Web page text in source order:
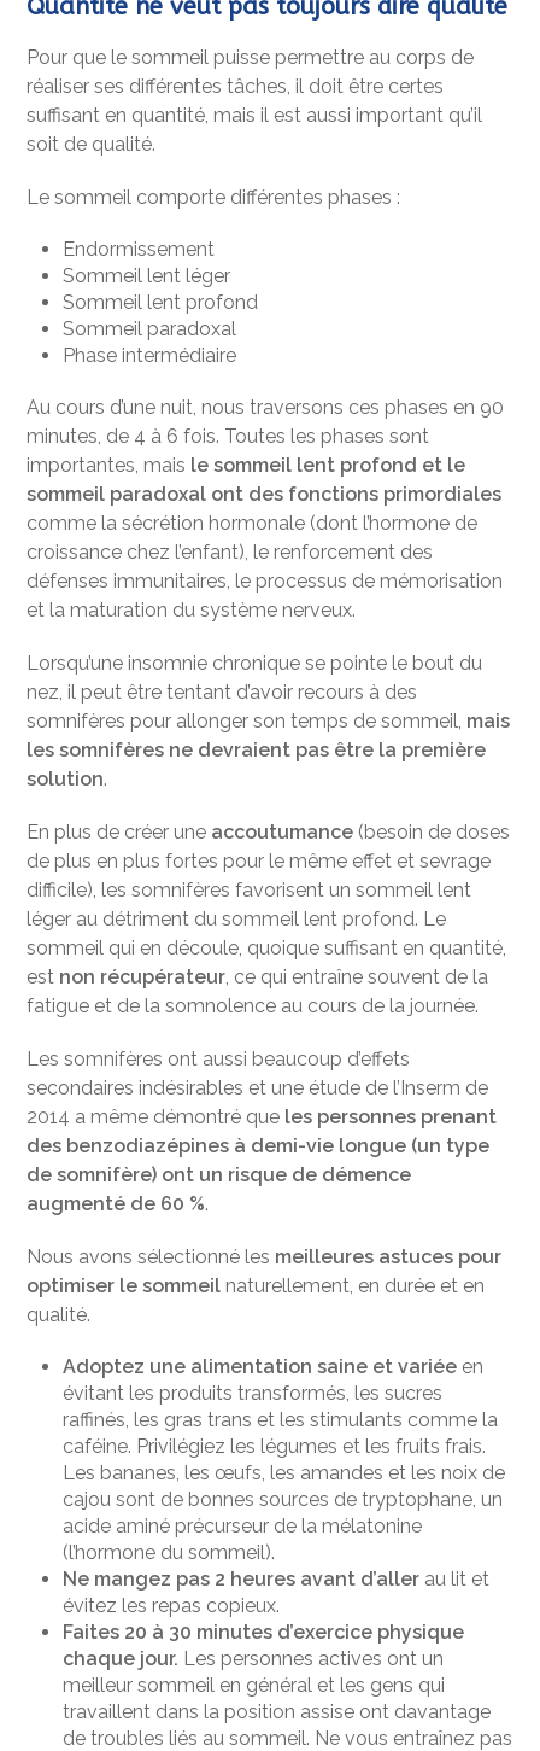
Quantité ne veut pas toujours dire qualité
Pour que le sommeil puisse permettre au corps de
réaliser ses différentes tâches, il doit être certes
suffisant en quantité, mais il est aussi important qu’il
soit de qualité.
Le sommeil comporte différentes phases :
Endormissement
Sommeil lent léger
Sommeil lent profond
Sommeil paradoxal
Phase intermédiaire
Au cours d’une nuit, nous traversons ces phases en 90
minutes, de 4 à 6 fois. Toutes les phases sont
importantes, mais le sommeil lent profond et le
sommeil paradoxal ont des fonctions primordiales
comme la sécrétion hormonale (dont l’hormone de
croissance chez l’enfant), le renforcement des
défenses immunitaires, le processus de mémorisation
et la maturation du système nerveux.
Lorsqu’une insomnie chronique se pointe le bout du
nez, il peut être tentant d’avoir recours à des
somnifères pour allonger son temps de sommeil, mais
les somnifères ne devraient pas être la première
solution.
En plus de créer une accoutumance (besoin de doses
de plus en plus fortes pour le même effet et sevrage
difficile), les somnifères favorisent un sommeil lent
léger au détriment du sommeil lent profond. Le
sommeil qui en découle, quoique suffisant en quantité,
est non récupérateur , ce qui entraîne souvent de la
fatigue et de la somnolence au cours de la journée.
Les somnifères ont aussi beaucoup d’effets
secondaires indésirables et une étude de l’Inserm de
2014 a même démontré que les personnes prenant
des benzodiazépines à demi-vie longue (un type
de somnifère) ont un risque de démence
augmenté de 60 %.
Nous avons sélectionné les meilleures astuces pour
optimiser le sommeil naturellement, en durée et en
qualité.
Adoptez une alimentation saine et variée en
évitant les produits transformés, les sucres
raffinés, les gras trans et les stimulants comme la
caféine. Privilégiez les légumes et les fruits frais.
Les bananes, les œufs, les amandes et les noix de
cajou sont de bonnes sources de tryptophane, un
acide aminé précurseur de la mélatonine
(l’hormone du sommeil).
Ne mangez pas 2 heures avant d’aller au lit et
évitez les repas copieux.
Faites 20 à 30 minutes d’exercice physique
chaque jour. Les personnes actives ont un
meilleur sommeil en général et les gens qui
travaillent dans la position assise ont davantage
de troubles liés au sommeil. Ne vous entraînez pas